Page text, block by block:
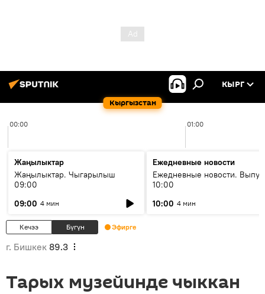
Кыргызстан
КЫРГ
00:00 01:00
Жаңылыктар
Жаңылыктар. Чыгарылыш
09:00
09:00 4 мин
Ежедневные новости
Ежедневные новости.
10:00
10:00 4 мин
Кечээ Бүгүн Эфирге
г. Бишкек 89.3
Тарых музейинде чыккан